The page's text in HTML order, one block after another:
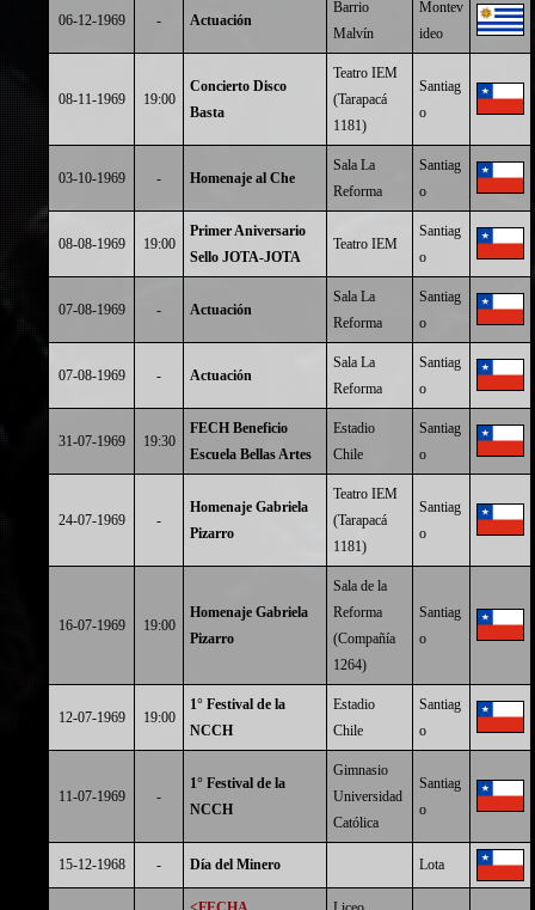
06-12-1969 - Actuación
Barrio
Malvín
Montev
ideo
08-11-1969 19:00
Concierto Disco
Basta
Teatro IEM
(Tarapacá
1181)
Santiag
o
03-10-1969 - Homenaje al Che
Sala La
Reforma
Santiag
o
08-08-1969 19:00
Primer Aniversario
Sello JOTA-JOTA
Teatro IEM
Santiag
o
07-08-1969 - Actuación
Sala La
Reforma
Santiag
o
07-08-1969 - Actuación
Sala La
Reforma
Santiag
o
31-07-1969 19:30
FECH Beneficio
Escuela Bellas Artes
Estadio
Chile
Santiag
o
24-07-1969 -
Homenaje Gabriela
Pizarro
Teatro IEM
(Tarapacá
1181)
Santiag
o
16-07-1969 19:00
Homenaje Gabriela
Pizarro
Sala de la
Reforma
(Compañía
1264)
Santiag
o
12-07-1969 19:00
1° Festival de la
NCCH
Estadio
Chile
Santiag
o
11-07-1969 -
1° Festival de la
NCCH
Gimnasio
Universidad
Católica
Santiag
o
15-12-1968 - Día del Minero Lota